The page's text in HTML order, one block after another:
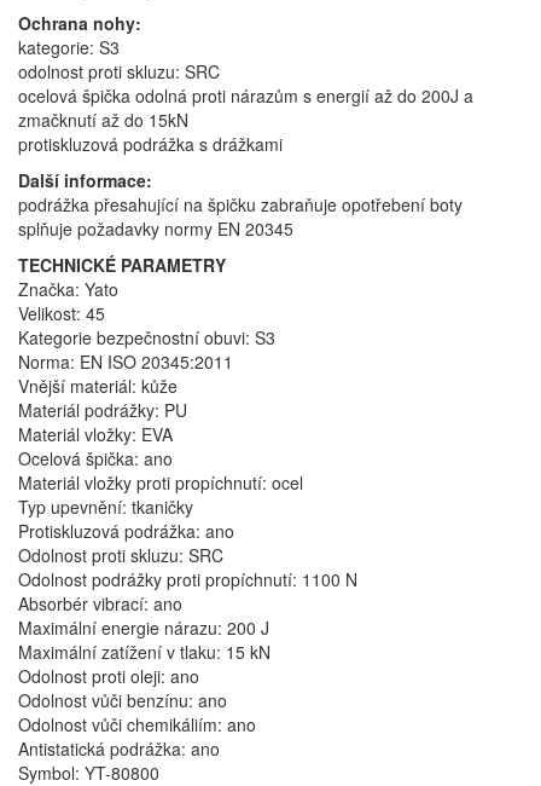
Ochrana nohy:
kategorie: S3
odolnost proti skluzu: SRC
ocelová špička odolná proti nárazům s energií až do 200J a
zmačknutí až do 15kN
protiskluzová podrážka s drážkami
Další informace:
podrážka přesahující na špičku zabraňuje opotřebení boty
splňuje požadavky normy EN 20345
TECHNICKÉ PARAMETRY
Značka: Yato
Velikost: 45
Kategorie bezpečnostní obuvi: S3
Norma: EN ISO 20345:2011
Vnější materiál: kůže
Materiál podrážky: PU
Materiál vložky: EVA
Ocelová špička: ano
Materiál vložky proti propíchnutí: ocel
Typ upevnění: tkaničky
Protiskluzová podrážka: ano
Odolnost proti skluzu: SRC
Odolnost podrážky proti propíchnutí: 1100 N
Absorbér vibrací: ano
Maximální energie nárazu: 200 J
Maximální zatížení v tlaku: 15 kN
Odolnost proti oleji: ano
Odolnost vůči benzínu: ano
Odolnost vůči chemikáliím: ano
Antistatická podrážka: ano
Symbol: YT-80800